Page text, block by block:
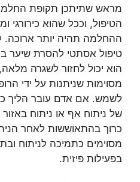
מראש שתיתכן תקופת
הטיפול, וככל שהוא כירורגי
ההחלמה תהיה יותר
טיפול אסתטי להסרת שיער
הוא יכול לחזור לשגרה
מסוימות שניתנות על ידי
לשמש. אם אדם עובר הליך
של ניתוח אף או ניתוח
כרוך בהתאוששות לאחר
מסוימים כתמיכה לניתוח
בפעילות פיזית.